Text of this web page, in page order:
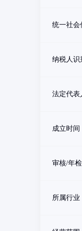
统一社会
纳税人识
法定代表
成立时间
审核/年
所属行业